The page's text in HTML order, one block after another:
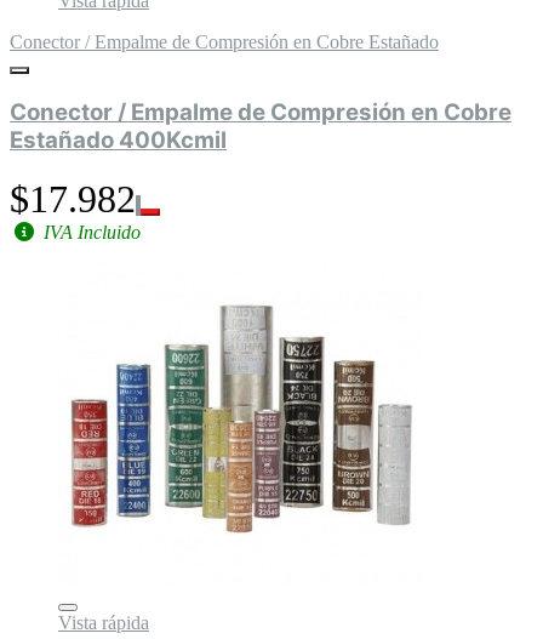
Conector / Empalme de Compresión en Cobre Estañado
Conector / Empalme de Compresión en Cobre
Estañado 400Kcmil
$17.982
IVA Incluido
Vista rápida